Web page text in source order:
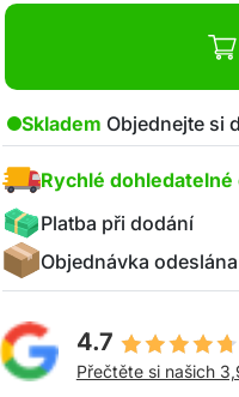
Skladem Objednejte si
Rychlé dohledatelné
Platba při dodání
Objednávka
4.7
Přečtěte si našich